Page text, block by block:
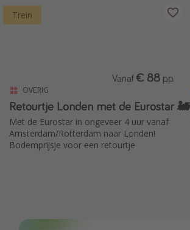
Trein
OVERIG
Retourtje Londen met de Eurostar 🚂
Met de Eurostar in ongeveer 4 uur vanaf
Amsterdam/Rotterdam naar Londen!
Bodemprijsje voor een retourtje
Vanaf € 88 p.p.